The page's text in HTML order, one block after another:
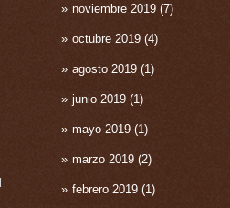
noviembre 2019 (7)
octubre 2019 (4)
agosto 2019 (1)
junio 2019 (1)
mayo 2019 (1)
marzo 2019 (2)
febrero 2019 (1)